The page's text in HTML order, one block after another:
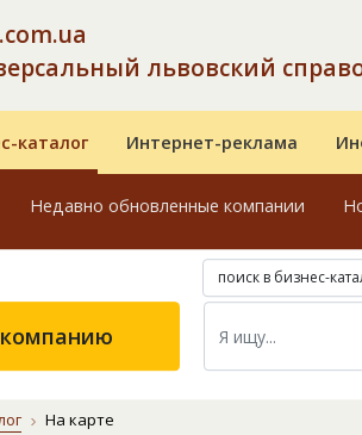
львовский
каталог Интернет-реклама
Недавно обновленные компании
поиск в бизнес-
На карте